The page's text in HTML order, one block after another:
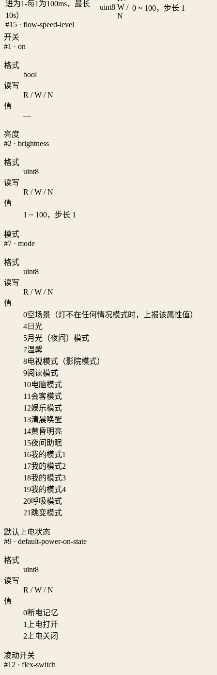
进为1-每1为100ms，最长
10s）
#15 · flow-speed-level
uint8 W /
N
0 ~ 100，步长 1
开关
#1 · on
格式
bool
读写
R / W / N
值
—
亮度
#2 · brightness
格式
uint8
读写
R / W / N
值
1 ~ 100，步长 1
模式
#7 · mode
格式
uint8
读写
R / W / N
值
0空场景（灯不在任何情况模式时，上报该属性值）
4 日光
5月光（夜间）模式
7温馨
8电视模式（影院模式）
9阅读模式
10电脑模式
11 会客模式
12娱乐模式
13清晨唤醒
14黄昏明亮
15夜间助眠
16我的模式1
17我的模式2
18我的模式3
19我的模式4
20呼吸模式
21 跳变模式
默认上电状态
#9 · default-power-on-state
格式
uint8
读写
R / W / N
值
0断电记忆
1
上电打开
2 上电关闭
凌动开关
#12 · flex-switch